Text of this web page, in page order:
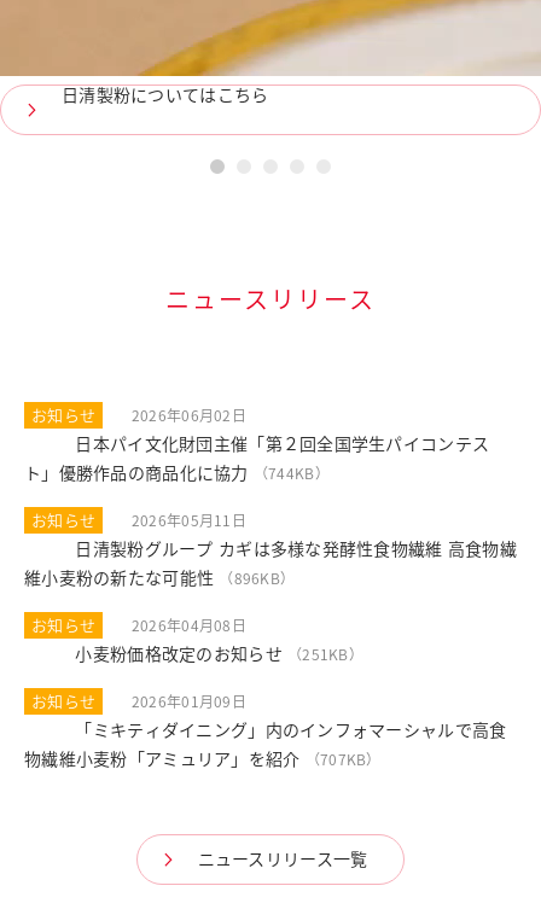
日清製粉についてはこちら
1
ニュースリリース
お知らせ 2026年06月02日
日本パイ文化財団主催「第２回全国学生パイコンテス
ト」優勝作品の商品化に協力
（744KB）
お知らせ 2026年05月11日
日清製粉グループ カギは多様な発酵性食物繊維 高食物繊
維小麦粉の新たな可能性
（896KB）
お知らせ 2026年04月08日
小麦粉価格改定のお知らせ （251KB）
お知らせ 2026年01月09日
「ミキティダイニング」内のインフォマーシャルで高食
物繊維小麦粉「アミュリア」を紹介
（707KB）
ニュースリリース一覧